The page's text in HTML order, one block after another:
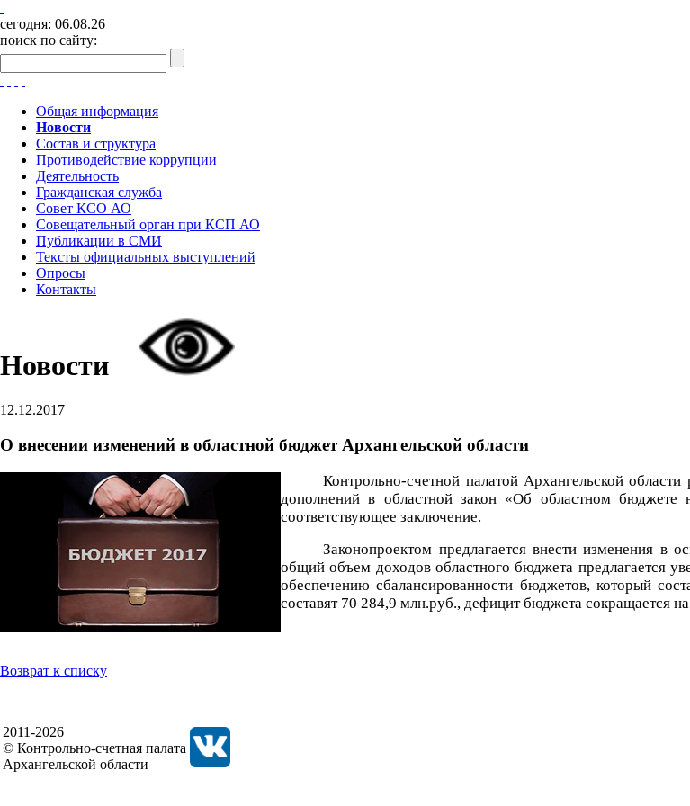
сегодня: 06.08.26
поиск по сайту:
Общая информация
Новости
Состав и структура
Противодействие коррупции
Деятельность
Гражданская служба
Совет КСО АО
Совещательный орган при КСП АО
Публикации в СМИ
Тексты официальных выступлений
Опросы
Контакты
Новости
12.12.2017
О внесении изменений в областной бюджет Архангельской области
Контрольно-счетной палатой Архангельской
дополнений в областной закон «Об областном
соответствующее заключение.
Законопроектом предлагается внести изменения в
общий объем доходов областного бюджета предлагается
обеспечению сбалансированности бюджетов, который
составят 70 284,9 млн.руб., дефицит бюджета сокращается
Возврат к списку
2011-2026
© Контрольно-счетная палата
Архангельской области